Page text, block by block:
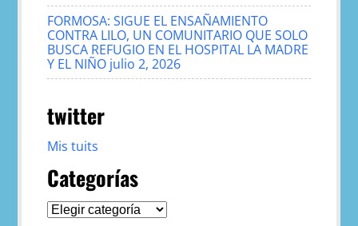
FORMOSA: SIGUE EL ENSAÑAMIENTO
CONTRA LILO, UN COMUNITARIO QUE SOLO
BUSCA REFUGIO EN EL HOSPITAL LA MADRE
Y EL NIÑO julio 2, 2026
twitter
Mis tuits
Categorías
Categorías